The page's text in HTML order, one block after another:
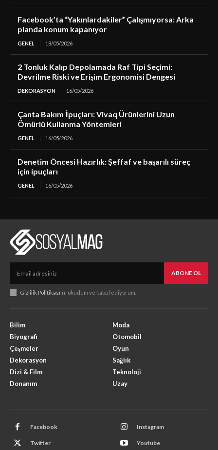
Facebook’ta “Yakınlardakiler” Çalışmıyorsa: Arka
planda konum kapanıyor
GENEL 18/05/2026
2 Tonluk Kalıp Depolamada Raf Tipi Seçimi:
Devrilme Riski ve Erişim Ergonomisi Dengesi
DEKORASYON 16/05/2026
Çanta Bakım İpuçları: Vivaq Ürünlerini Uzun
Ömürlü Kullanma Yöntemleri
GENEL 16/05/2026
Denetim Öncesi Hazırlık: Şeffaf ve başarılı süreç
için ipuçları
GENEL 16/05/2026
ABONE OL
Gizlilik Politikası'nı okudum ve kabul ediyorum.
Bilim
Biyografi
Çeşmeler
Dekorasyon
Dizi & Film
Donanım
Moda
Otomobil
Oyun
Sağlık
Teknoloji
Uzay
Facebook Instagram
Twitter Youtube